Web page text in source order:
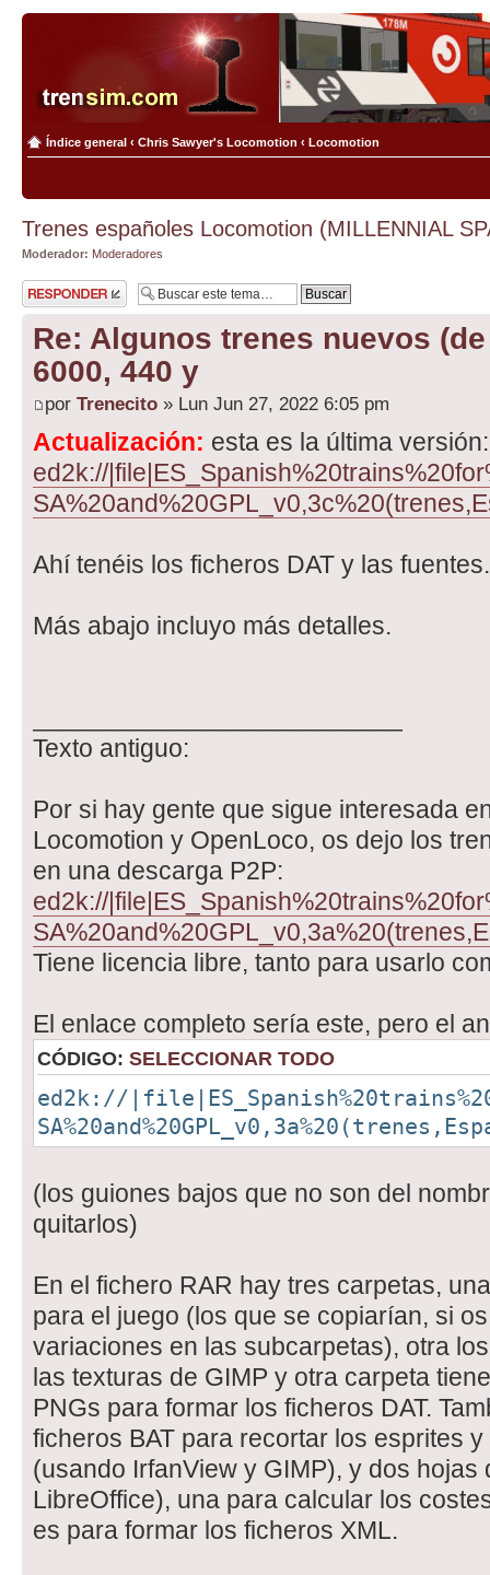
Índice general ‹ Chris Sawyer's Locomotion ‹ Locomotion
Trenes españoles Locomotion (MILLENNIAL
Moderador: Moderadores
Publicar una
respuesta
Re: Algunos trenes nuevos
6000, 440 y
por Trenecito » Lun Jun 27, 2022 6:05 pm
Actualización: esta es la última versión:
ed2k://
Ahí tenéis los ficheros DAT y las fuentes.
Más abajo incluyo más detalles.
Texto antiguo:
Por si hay gente que sigue interesada
Locomotion y OpenLoco, os dejo los
en una descarga P2P:
ed2k://
Tiene licencia libre, tanto para usarlo
El enlace completo sería este, pero el
CÓDIGO: SELECCIONAR TODO
ed2k://
(los guiones bajos que no son del
quitarlos)
En el fichero RAR hay tres carpetas,
para el juego (los que se copiarían, si
variaciones en las subcarpetas), otra
las texturas de GIMP y otra carpeta
PNGs para formar los ficheros DAT.
ficheros BAT para recortar los esprites
(usando IrfanView y GIMP), y dos hojas
LibreOffice), una para calcular los
es para formar los ficheros XML.